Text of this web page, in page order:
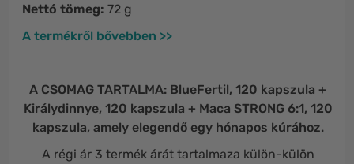
Nettó tömeg: 72 g
A termékről bővebben >>
A CSOMAG TARTALMA: BlueFertil, 120 kapszula +
Királydinnye, 120 kapszula + Maca STRONG 6:1, 120
kapszula, amely elegendő egy hónapos kúrához.
A régi ár 3 termék árát tartalmaza külön-külön